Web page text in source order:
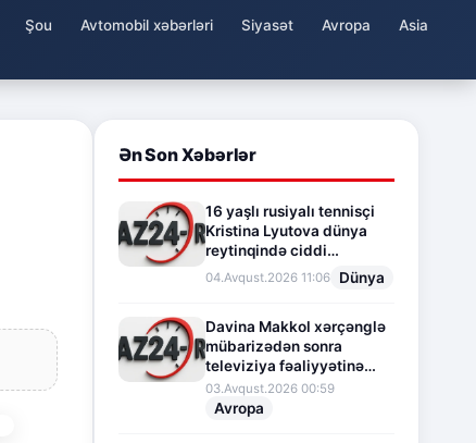
Şou Avtomobil xəbərləri Siyasət Avropa
Asia
Ən Son Xəbərlər
16 yaşlı rusiyalı tennisçi
Kristina Lyutova dünya
reytinqində ciddi
irəliləyişə imza atdı
04.Avqust.2026 11:06 Dünya
Davina Makkol xərçənglə
mübarizədən sonra
televiziya fəaliyyətinə
fasilə verir
03.Avqust.2026 00:59
Avropa